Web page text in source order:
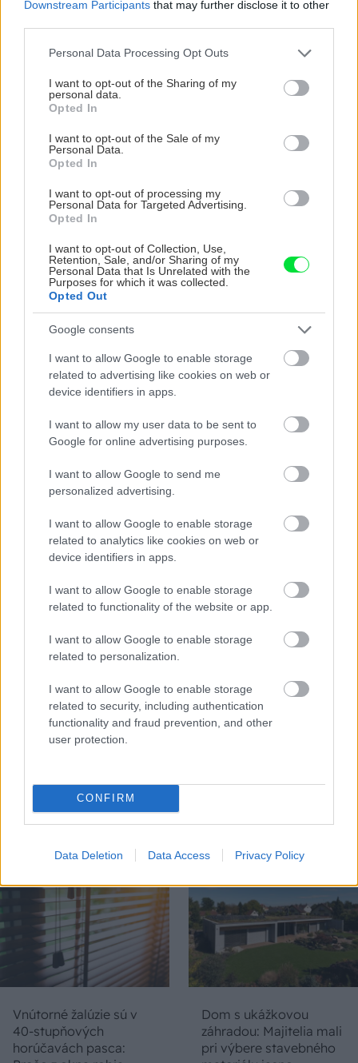
Downstream Participants that may further disclose it to other
Please note that this website/app uses one or more Google
not limited to your visit or usage behaviour. You may click to
grant or deny consent to Google and its third-party tags to
use your data for below specified purposes in below Google
consent section.
Personal Data Processing Opt Outs
I want to opt-out of the Sharing of my
personal data.
Opted In
I want to opt-out of the Sale of my
Personal Data.
Opted In
I want to opt-out of processing my
Personal Data for Targeted Advertising.
Opted In
I want to opt-out of Collection, Use,
Retention, Sale, and/or Sharing of my
Personal Data that Is Unrelated with the
Purposes for which it was collected.
Opted Out
Google consents
I want to allow Google to enable storage
related to advertising like cookies on web or
device identifiers in apps.
I want to allow my user data to be sent to
Google for online advertising purposes.
I want to allow Google to send me
personalized advertising.
I want to allow Google to enable storage
related to analytics like cookies on web or
device identifiers in apps.
I want to allow Google to enable storage
related to functionality of the website or app.
I want to allow Google to enable storage
related to personalization.
I want to allow Google to enable storage
related to security, including authentication
functionality and fraud prevention, and other
user protection.
CONFIRM
Data Deletion Data Access Privacy Policy
CHALUPA
Na Morave prerobila
starú chalupu na
nepoznanie: Keď
vojdete dnu, zabudnete,
že nie ste v Toskánsku
S motorovou pílou sa
Slovák sa nebál a v
Čičmanoch si postavil
montovaný domček v
Temné stránky chalúp:
10 najčastejších
vás môžu nepríjemne
prekvapiť
Žena, búracie kladivo a
vôňa dreva: Takáto
1654 sa nevidí každý
deň!
DOM
alebo meniť kotol?
Návod, ako v nových
dotačných výzvach
zatepliť dom
Multipor ETX
Vnútorné žalúzie sú v
40-stupňových
horúčavách pasca:
Dom s ukážkovou
záhradou: Majitelia mali
pri výbere stavebného